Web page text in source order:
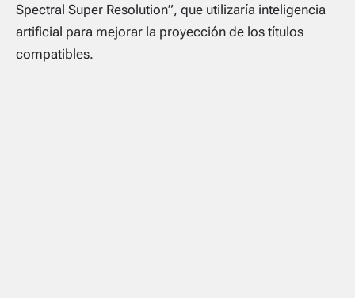
Spectral Super Resolution”, que utilizaría inteligencia
artificial para mejorar la proyección de los títulos
compatibles.